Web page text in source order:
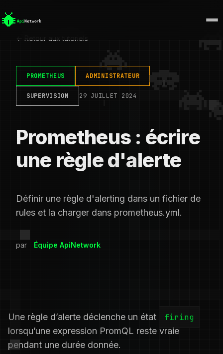
← Retour aux tutoriels
PROMETHEUS ADMINISTRATEUR
SUPERVISION 29 JUILLET 2024
Prometheus : écrire
une règle d'alerte
Définir une règle d'alerting dans un fichier de
rules et la charger dans prometheus.yml.
par Équipe ApiNetwork
Une règle d’alerte déclenche un état firing
lorsqu’une expression PromQL reste vraie
pendant une durée donnée.